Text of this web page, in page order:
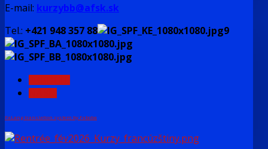
E-mail: kurzybb@afsk.sk
Tel.: +421 948 357 88 9
FaLang translation system by Faboba